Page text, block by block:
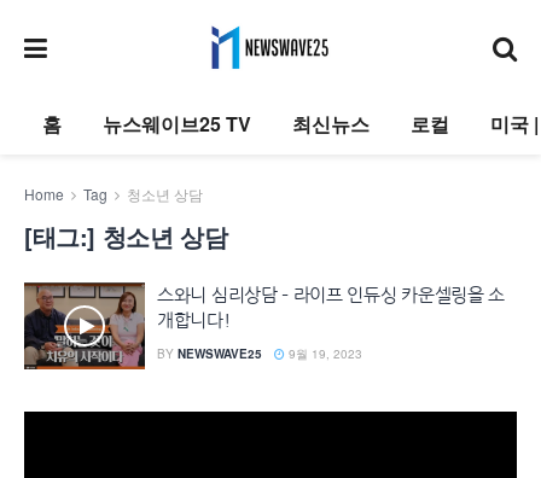
홈 뉴스웨이브25 TV 최신뉴스 로컬 미국
Home Tag 청소년 상담
[태그:] 청소년 상담
스와니 심리상담 – 라이프 인듀싱 카운셀링을 소
개합니다!
BY NEWSWAVE25 9월 19, 2023